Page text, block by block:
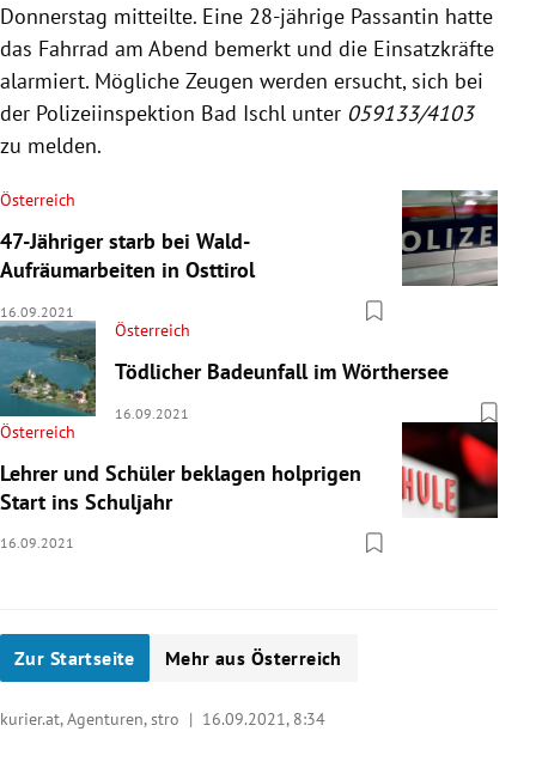
Donnerstag mitteilte. Eine 28-jährige Passantin hatte
das Fahrrad am Abend bemerkt und die Einsatzkräfte
alarmiert. Mögliche Zeugen werden ersucht, sich bei
der Polizeiinspektion Bad Ischl unter 059133/4103
zu melden.
Österreich
47-Jähriger starb bei Wald-
Aufräumarbeiten in Osttirol
16.09.2021
Österreich
Tödlicher Badeunfall im Wörthersee
16.09.2021
Österreich
Lehrer und Schüler beklagen holprigen
Start ins Schuljahr
16.09.2021
Zur Startseite Mehr aus Österreich
kurier.at, Agenturen, stro | 16.09.2021, 8:34